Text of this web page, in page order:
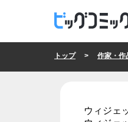
トップ> 作家・作
ウィジェ